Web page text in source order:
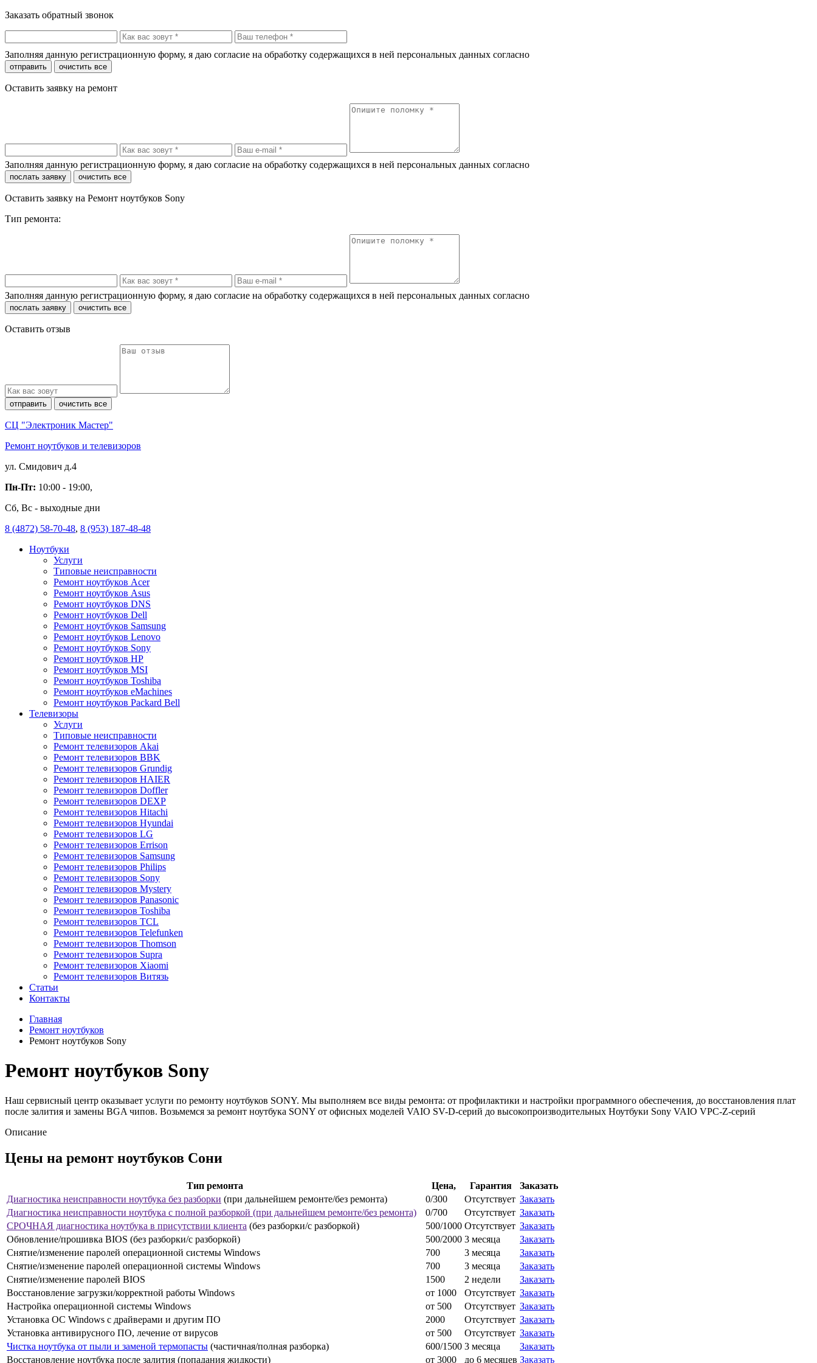
Заказать обратный звонок
Заполняя данную регистрационную форму, я даю согласие на обработку содержащихся в ней персональных данных согласно
отправить очистить все
Оставить заявку на ремонт
Заполняя данную регистрационную форму, я даю согласие на обработку содержащихся в ней персональных данных согласно
послать заявку очистить все
Оставить заявку на Ремонт ноутбуков Sony
Тип ремонта:
Заполняя данную регистрационную форму, я даю согласие на обработку содержащихся в ней персональных данных согласно
послать заявку очистить все
Оставить отзыв
отправить очистить все
СЦ "Электроник Мастер"
Ремонт ноутбуков и телевизоров
ул. Смидович д.4
Пн-Пт: 10:00 - 19:00,
Сб, Вс - выходные дни
8 (4872) 58-70-48, 8 (953) 187-48-48
Ноутбуки
Услуги
Типовые неисправности
Ремонт ноутбуков Acer
Ремонт ноутбуков Asus
Ремонт ноутбуков DNS
Ремонт ноутбуков Dell
Ремонт ноутбуков Samsung
Ремонт ноутбуков Lenovo
Ремонт ноутбуков Sony
Ремонт ноутбуков HP
Ремонт ноутбуков MSI
Ремонт ноутбуков Toshiba
Ремонт ноутбуков eMachines
Ремонт ноутбуков Packard Bell
Телевизоры
Услуги
Типовые неисправности
Ремонт телевизоров Akai
Ремонт телевизоров BBK
Ремонт телевизоров Grundig
Ремонт телевизоров HAIER
Ремонт телевизоров Doffler
Ремонт телевизоров DEXP
Ремонт телевизоров Hitachi
Ремонт телевизоров Hyundai
Ремонт телевизоров LG
Ремонт телевизоров Errison
Ремонт телевизоров Samsung
Ремонт телевизоров Philips
Ремонт телевизоров Sony
Ремонт телевизоров Mystery
Ремонт телевизоров Panasonic
Ремонт телевизоров Toshiba
Ремонт телевизоров TCL
Ремонт телевизоров Telefunken
Ремонт телевизоров Thomson
Ремонт телевизоров Supra
Ремонт телевизоров Xiaomi
Ремонт телевизоров Витязь
Статьи
Контакты
Главная
Ремонт ноутбуков
Ремонт ноутбуков Sony
Ремонт ноутбуков Sony
Наш сервисный центр оказывает услуги по ремонту ноутбуков SONY. Мы выполняем все виды ремонта: от профилактики и настройки программного обеспечения, до восстановления плат
после залития и замены BGA чипов. Возьмемся за ремонт ноутбука SONY от офисных моделей VAIO SV-D-серий до высокопроизводительных Ноутбуки Sony VAIO VPC-Z-серий
Описание
Цены на ремонт ноутбуков Сони
Тип ремонта Цена, Гарантия
Заказать
Диагностика неисправности ноутбука без разборки (при дальнейшем ремонте/без ремонта) 0/300 Отсутствует Заказать
Диагностика неисправности ноутбука с полной разборкой (при дальнейшем ремонте/без ремонта) 0/700 Отсутствует Заказать
СРОЧНАЯ диагностика ноутбука в присутствии клиента (без разборки/с разборкой) 500/1000 Отсутствует Заказать
Обновление/прошивка BIOS (без разборки/с разборкой)
500/2000 3 месяца
Заказать
Снятие/изменение паролей операционной системы Windows
700 3 месяца
Заказать
Снятие/изменение паролей операционной системы Windows
700 3 месяца
Заказать
Снятие/изменение паролей BIOS
1500 2 недели
Заказать
Восстановление загрузки/корректной работы Windows
от 1000 Отсутствует Заказать
Настройка операционной системы Windows
от 500 Отсутствует Заказать
Установка ОС Windows с драйверами и другим ПО
2000 Отсутствует Заказать
Установка антивирусного ПО, лечение от вирусов
от 500 Отсутствует Заказать
Чистка ноутбука от пыли и заменой термопасты (частичная/полная разборка) 600/1500 3 месяца
Заказать
Восстановление ноутбука после залития (попадания жидкости)
от 3000 до 6 месяцев Заказать